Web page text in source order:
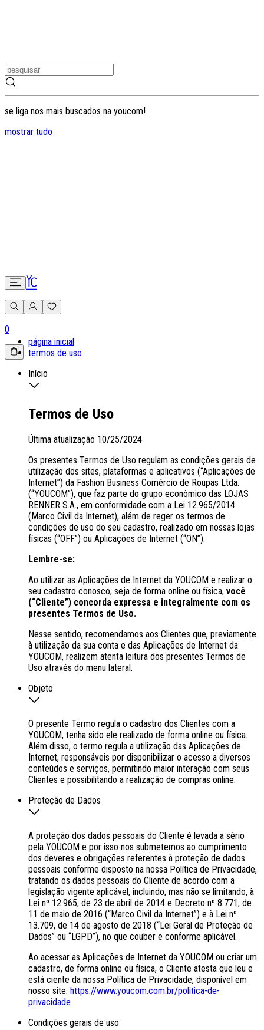
se liga nos mais buscados na youcom!
mostrar tudo
0
página inicial
termos de uso
Início
Termos de Uso
Última atualização 10/25/2024
Os presentes Termos de Uso regulam as condições gerais de
utilização dos sites, plataformas e aplicativos (“Aplicações de
Internet”) da Fashion Business Comércio de Roupas Ltda.
(“YOUCOM”), que faz parte do grupo econômico das LOJAS
RENNER S.A., em conformidade com a Lei 12.965/2014
(Marco Civil da Internet), além de reger os termos de
condições de uso do seu cadastro, realizado em nossas lojas
físicas (“OFF”) ou Aplicações de Internet (“ON”).
Lembre-se:
Ao utilizar as Aplicações de Internet da YOUCOM e realizar o
seu cadastro conosco, seja de forma online ou física, você
(“Cliente”) concorda expressa e integralmente com os
presentes Termos de Uso.
Nesse sentido, recomendamos aos Clientes que, previamente
à utilização da sua conta e das Aplicações de Internet da
YOUCOM, realizem atenta leitura dos presentes Termos de
Uso através do menu lateral.
Objeto
O presente Termo regula o cadastro dos Clientes com a
YOUCOM, tenha sido ele realizado de forma online ou física.
Além disso, o termo regula a utilização das Aplicações de
Internet, responsáveis por disponibilizar o acesso a diversos
conteúdos e serviços, permitindo maior interação com seus
Clientes e possibilitando a realização de compras online.
Proteção de Dados
A proteção dos dados pessoais do Cliente é levada a sério
pela YOUCOM e por isso nos submetemos ao cumprimento
dos deveres e obrigações referentes à proteção de dados
pessoais conforme disposto na nossa Política de Privacidade,
tratando os dados pessoais do Cliente de acordo com a
legislação vigente aplicável, incluindo, mas não se limitando, à
Lei nº 12.965, de 23 de abril de 2014 e Decreto nº 8.771, de
11 de maio de 2016 (“Marco Civil da Internet”) e à Lei nº
13.709, de 14 de agosto de 2018 (“Lei Geral de Proteção de
Dados” ou “LGPD”), no que couber e conforme aplicável.
Ao acessar as Aplicações de Internet da YOUCOM ou criar um
cadastro, de forma online ou física, o Cliente atesta que leu e
está ciente da nossa Política de Privacidade, disponível em
nosso site: https://www.youcom.com.br/politica-de-
privacidade
Condições gerais de uso